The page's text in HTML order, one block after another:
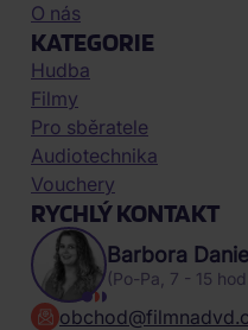
O nás
KATEGORIE
Hudba
Filmy
Pro sběratele
Audiotechnika
Vouchery
RYCHLÝ KONTAKT
Barbora
(Po-Pa, 7 - 15